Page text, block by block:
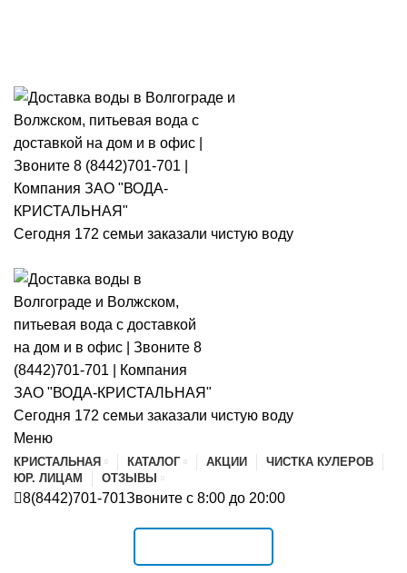
Сегодня 172 семьи заказали чистую воду
Сегодня 172 семьи заказали чистую воду
Меню
КРИСТАЛЬНАЯ КАТАЛОГ АКЦИИ
ЧИСТКА КУЛЕРОВ
ЮР. ЛИЦАМ
ОТЗЫВЫ
8(8442)701-701Звоните с 8:00 до 20:00